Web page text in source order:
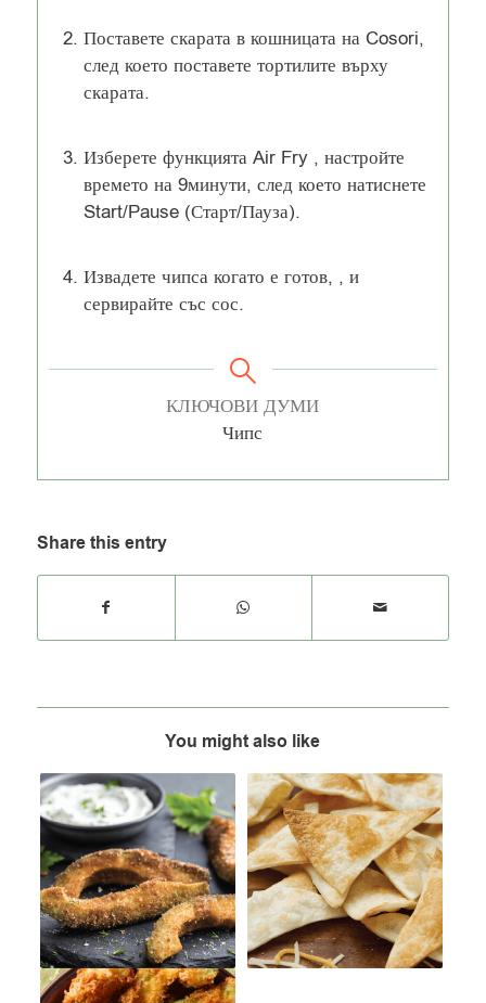
Поставете скарата в кошницата на Cosori,
след което поставете тортилите върху
скарата.
Изберете функцията Air Fry , настройте
времето на 9минути, след което натиснете
Start/Pause (Старт/Пауза).
Извадете чипса когато е готов, , и
сервирайте със сос.
КЛЮЧОВИ ДУМИ
Чипс
Share this entry
You might also like